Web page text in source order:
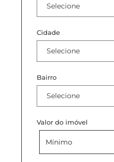
Cidade
Bairro
Valor do imóvel